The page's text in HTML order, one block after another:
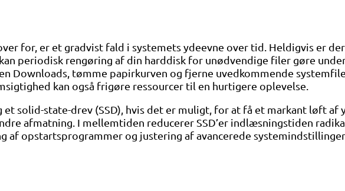
for, er et gradvist fald i systemets ydeevne over tid. Heldigvis er
periodisk rengøring af din harddisk for unødvendige filer gøre
Downloads, tømme papirkurven og fjerne uvedkommende
kan også frigøre ressourcer til en hurtigere oplevelse.
solid-state-drev (SSD), hvis det er muligt, for at få et markant løft af
afmatning. I mellemtiden reducerer SSD’er indlæsningstiden
af opstartsprogrammer og justering af avancerede